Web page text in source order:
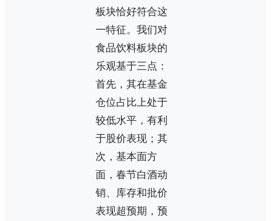
板块恰好符合这
一特征。我们对
食品饮料板块的
乐观基于三点：
首先，其在基金
仓位占比上处于
较低水平，有利
于股价表现；其
次，基本面方
面，春节白酒动
销、库存和批价
表现超预期，预